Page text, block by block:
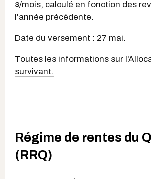
$/mois, calculé en fonction des
l'année précédente.
Date du versement : 27 mai.
Toutes les informations sur
survivant.
Régime de rentes du
(RRQ)